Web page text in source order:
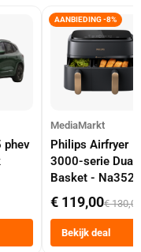
phev
AANBIEDING -8%
MediaMarkt
Philips Airfryer
3000-serie Dual
Basket -
Dubbele Mand 9
Tot 6 Personen
Heteluchtfriteuse
Zwart
€ 119,00€ 130,00
Bekijk deal